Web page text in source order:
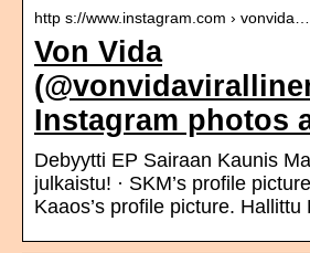
http s://www.instagram.com › vonvida…
Von Vida
Instagram photos
Debyytti EP Sairaan Kaunis
julkaistu! · SKM’s profile
Kaaos’s profile picture. Hallittu